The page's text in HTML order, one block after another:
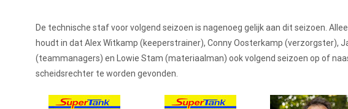
De technische staf voor volgend seizoen is nagenoeg gelijk aan dit seizoen.
houdt in dat Alex Witkamp (keeperstrainer), Conny Oosterkamp (verzorgster),
(teammanagers) en Lowie Stam (materiaalman) ook volgend seizoen op of
scheidsrechter te worden gevonden.